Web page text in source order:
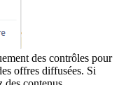
des contrôles pour
offres diffusées. Si